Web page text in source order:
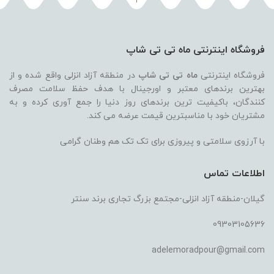
اصلی
فعلی
اصلی
فعلی
فروشگاه اینترنتی ماه تی تی شاپ
فروشگاه اینترنتیماه تی تی شاپ در منطقه آزاد انزلی واقع شده و از
بهترین برندهای معتبر و اورجینال با هدف حفظ سلامت مصرف
کنندگان، باکیفیت ترین برندهای روز دنیا را جمع آوری کرده و به
مشتریان خود با مناسبترین قیمت عرضه می کند.
با آرزوی سلامتی و پیروزی برای تک تک هم وطنان گرامی
اطلاعات تماس
گیلان-منطقه آزاد انزلی-مجتمع بزرگ تجاری برند سنتر
09303105636
adelemoradpour@gmail.com